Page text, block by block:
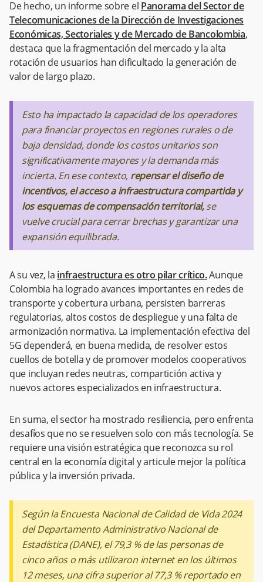
De hecho, un informe sobre el Panorama del Sector de
Telecomunicaciones de la Dirección de Investigaciones
Económicas, Sectoriales y de Mercado de Bancolombia,
destaca que la fragmentación del mercado y la alta
rotación de usuarios han dificultado la generación de
valor de largo plazo.
Esto ha impactado la capacidad de los operadores
para financiar proyectos en regiones rurales o de
baja densidad, donde los costos unitarios son
significativamente mayores y la demanda más
incierta. En ese contexto, repensar el diseño de
incentivos, el acceso a infraestructura compartida y
los esquemas de compensación territorial,se
vuelve crucial para cerrar brechas y garantizar una
expansión equilibrada.
A su vez, la infraestructura es otro pilar crítico.Aunque
Colombia ha logrado avances importantes en redes de
transporte y cobertura urbana, persisten barreras
regulatorias, altos costos de despliegue y una falta de
armonización normativa. La implementación efectiva del
5G dependerá, en buena medida, de resolver estos
cuellos de botella y de promover modelos cooperativos
que incluyan redes neutras, compartición activa y
nuevos actores especializados en infraestructura.
En suma, el sector ha mostrado resiliencia, pero enfrenta
desafíos que no se resuelven solo con más tecnología. Se
requiere una visión estratégica que reconozca su rol
central en la economía digital y articule mejor la política
pública y la inversión privada.
Según la Encuesta Nacional de Calidad de Vida 2024
del Departamento Administrativo Nacional de
Estadística (DANE), el 79,3 % de las personas de
cinco años o más utilizaron internet en los últimos
12 meses, una cifra superior al 77,3 % reportado en